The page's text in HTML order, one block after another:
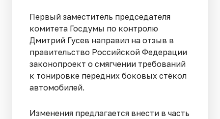
Первый заместитель председателя
комитета Госдумы по контролю
Дмитрий Гусев направил на отзыв в
правительство Российской Федерации
законопроект о смягчении требований
к тонировке передних боковых стёкол
автомобилей.
Изменения предлагается внести в часть